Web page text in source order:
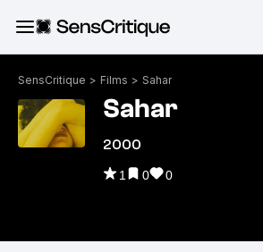
SensCritique > Films > Sahar
Sahar
2000
1 0 0